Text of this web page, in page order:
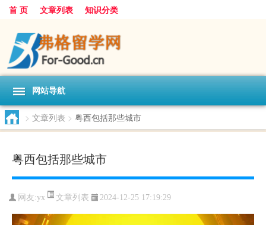
首 页 文章列表 知识分类
网站导航
> 文章列表 > 粤西包括那些城市
粤西包括那些城市
网友:yx 文章列表 2024-12-25 17:19:29